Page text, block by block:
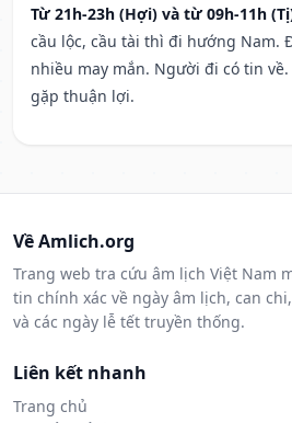
Từ 21h-23h (Hợi) và từ 09h-11h
cầu lộc, cầu tài thì đi hướng Nam.
nhiều may mắn. Người đi có tin
gặp thuận lợi.
Về Amlich.org
Trang web tra cứu âm lịch Việt Nam
tin chính xác về ngày âm lịch, can
và các ngày lễ tết truyền thống.
Liên kết nhanh
Trang chủ